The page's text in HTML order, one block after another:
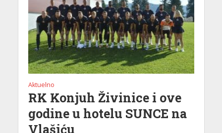
Aktuelno
RK Konjuh Živinice i ove
godine u hotelu SUNCE na
Vlašiću